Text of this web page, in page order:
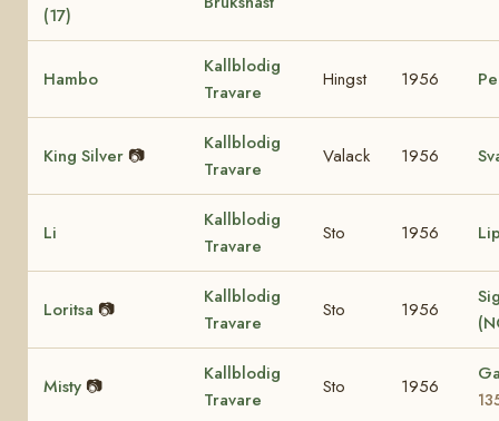
(17)
Hambo
Kallblodig
Travare
Hingst 1956
King Silver 📷
Kallblodig
Travare
Valack 1956
Li
Kallblodig
Travare
Sto 1956
Loritsa 📷
Kallblodig
Travare
Sto 1956
Misty 📷
Kallblodig
Travare
Sto 1956